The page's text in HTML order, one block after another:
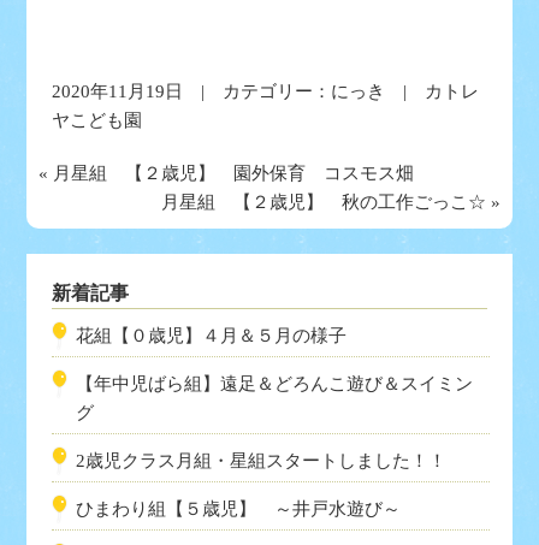
2020年11月19日 | カテゴリー： にっき
| カトレ
ヤこども園
« 月星組 【２歳児】 園外保育 コスモス畑
月星組 【２歳児】 秋の工作ごっこ☆ »
新着記事
花組【０歳児】４月＆５月の様子
【年中児ばら組】遠足＆どろんこ遊び＆スイミン
グ
2歳児クラス月組・星組スタートしました！！
ひまわり組【５歳児】 ～井戸水遊び～